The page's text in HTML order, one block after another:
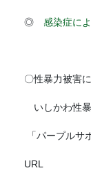
◎ 感染症に
〇性暴力被害
いしかわ性
「パープルサ
URL